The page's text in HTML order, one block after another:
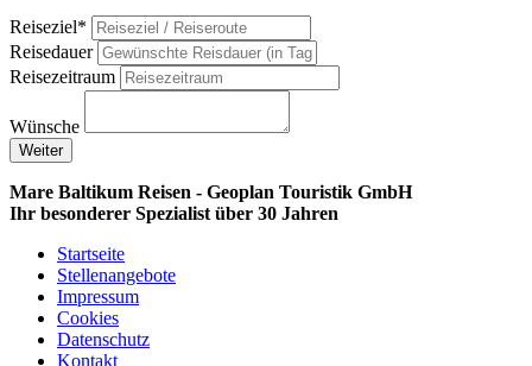
Reiseziel*
Reisedauer
Reisezeitraum
Wünsche
Weiter
Mare Baltikum Reisen - Geoplan Touristik GmbH
Ihr besonderer Spezialist über 30 Jahren
Startseite
Stellenangebote
Impressum
Cookies
Datenschutz
Kontakt